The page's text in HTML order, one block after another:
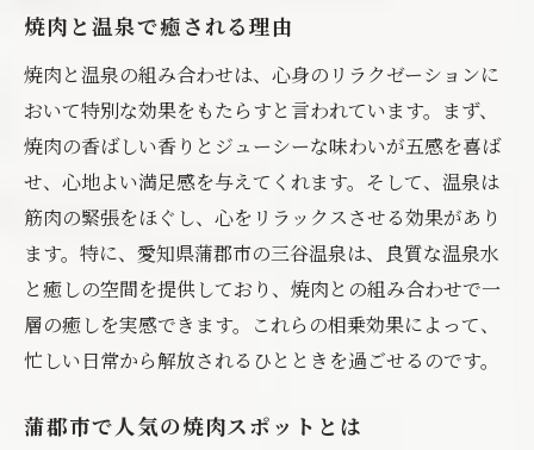
焼肉と温泉で癒される理由
焼肉と温泉の組み合わせは、心身のリラクゼーションに
おいて特別な効果をもたらすと言われています。まず、
焼肉の香ばしい香りとジューシーな味わいが五感を喜ば
せ、心地よい満足感を与えてくれます。そして、温泉は
筋肉の緊張をほぐし、心をリラックスさせる効果があり
ます。特に、愛知県蒲郡市の三谷温泉は、良質な温泉水
と癒しの空間を提供しており、焼肉との組み合わせで一
層の癒しを実感できます。これらの相乗効果によって、
忙しい日常から解放されるひとときを過ごせるのです。
蒲郡市で人気の焼肉スポットとは